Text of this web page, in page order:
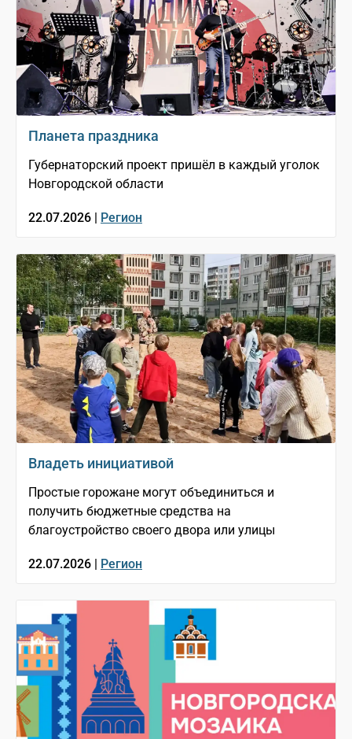
Планета праздника
Губернаторский проект пришёл в каждый уголок
Новгородской области
22.07.2026 | Регион
Владеть инициативой
Простые горожане могут объединиться и
получить бюджетные средства на
благоустройство своего двора или улицы
22.07.2026 | Регион